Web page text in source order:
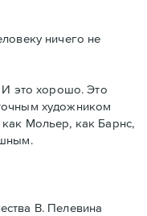
ничего не
И это хорошо. Это
художником
Мольер, как Барнс,
В. Пелевина